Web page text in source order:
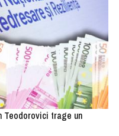
Teodorovici trage un